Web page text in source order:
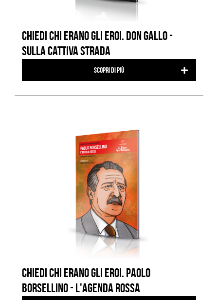
CHIEDI CHI ERANO GLI EROI. DON GALLO -
SULLA CATTIVA STRADA
Scopri di più
CHIEDI CHI ERANO GLI EROI. PAOLO
BORSELLINO - L'AGENDA ROSSA